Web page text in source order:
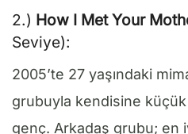
2.) How I Met Your
Seviye):
2005’te 27 yaşındaki
grubuyla kendisine
genç. Arkadaş grubu; en